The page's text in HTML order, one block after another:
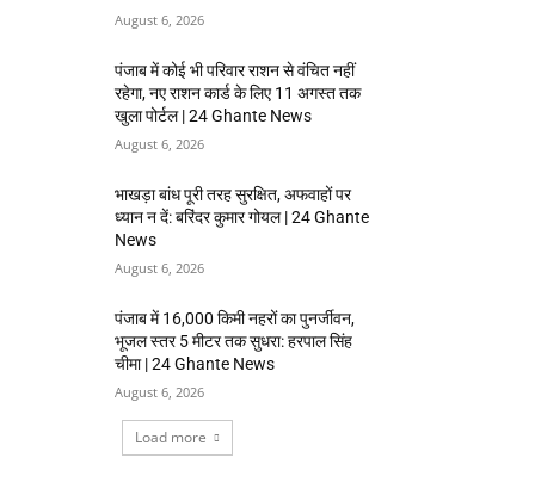
August 6, 2026
पंजाब में कोई भी परिवार राशन से वंचित नहीं
रहेगा, नए राशन कार्ड के लिए 11 अगस्त तक
खुला पोर्टल | 24 Ghante News
August 6, 2026
भाखड़ा बांध पूरी तरह सुरक्षित, अफवाहों पर
ध्यान न दें: बरिंदर कुमार गोयल | 24 Ghante
News
August 6, 2026
पंजाब में 16,000 किमी नहरों का पुनर्जीवन,
भूजल स्तर 5 मीटर तक सुधरा: हरपाल सिंह
चीमा | 24 Ghante News
August 6, 2026
Load more